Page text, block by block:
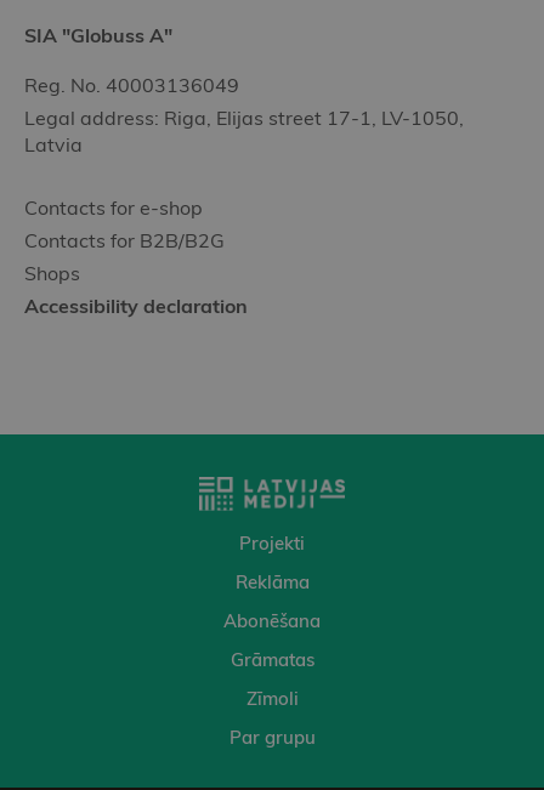
SIA "Globuss A"
Reg. No. 40003136049
Legal address: Riga, Elijas street 17-1, LV-1050,
Latvia
Contacts for e-shop
Contacts for B2B/B2G
Shops
Accessibility declaration
Projekti
Reklāma
Abonēšana
Grāmatas
Zīmoli
Par grupu